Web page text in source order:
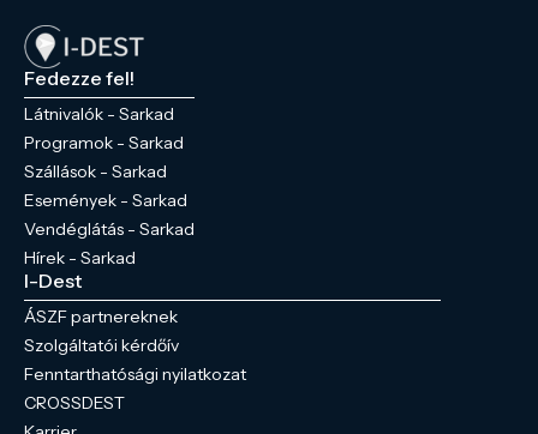
Fedezze fel!
Látnivalók - Sarkad
Programok - Sarkad
Szállások - Sarkad
Események - Sarkad
Vendéglátás - Sarkad
Hírek - Sarkad
I-Dest
ÁSZF partnereknek
Szolgáltatói kérdőív
Fenntarthatósági nyilatkozat
CROSSDEST